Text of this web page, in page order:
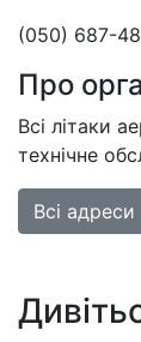
(050) 687-
Про
Всі літаки
технічне
Всі адреси